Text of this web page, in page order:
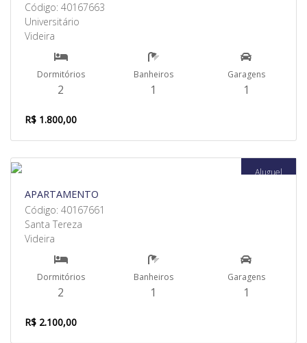
Código: 40167663
Universitário
Videira
Dormitórios
2
Banheiros
1
Garagens
1
R$ 1.800,00
Aluguel
APARTAMENTO
Código: 40167661
Santa Tereza
Videira
Dormitórios
2
Banheiros
1
Garagens
1
R$ 2.100,00